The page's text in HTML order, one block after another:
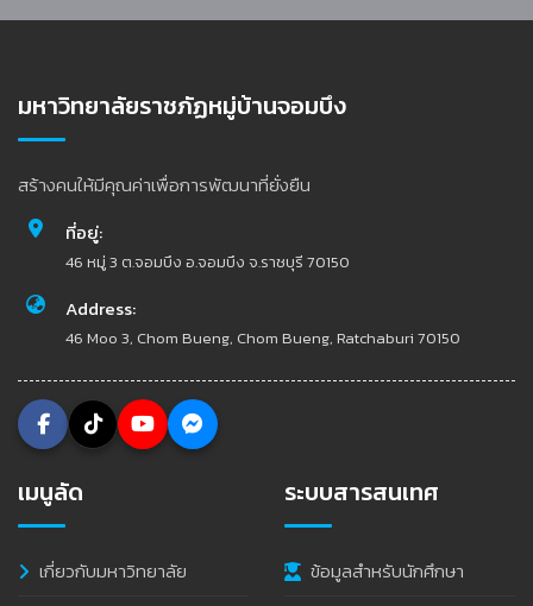
มหาวิทยาลัยราชภัฏหมู่บ้านจอมบึง
สร้างคนให้มีคุณค่าเพื่อการพัฒนาที่ยั่งยืน
ที่อยู่:
46 หมู่ 3 ต.จอมบึง อ.จอมบึง จ.ราชบุรี 70150
Address:
46 Moo 3, Chom Bueng, Chom Bueng, Ratchaburi 70150
เมนูลัด
เกี่ยวกับมหาวิทยาลัย
ระบบสารสนเทศ
ข้อมูลสำหรับนักศึกษา